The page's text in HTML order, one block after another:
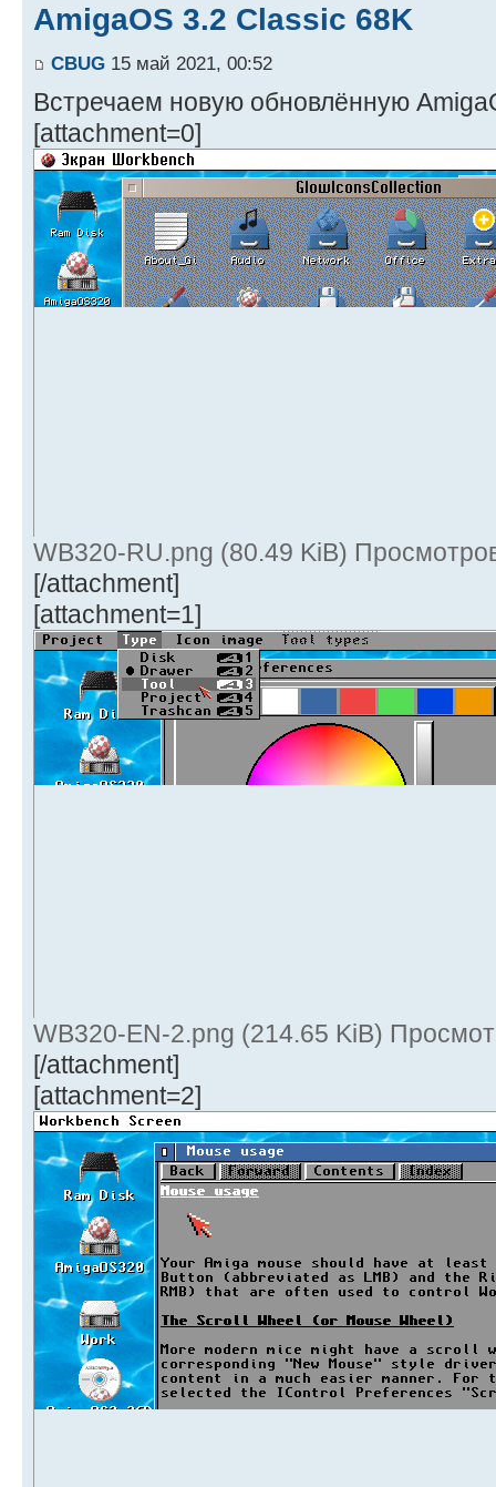
AmigaOS 3.2 Classic 68K
CBUG 15 май 2021, 00:52
Встречаем новую обновлённую
[attachment=0]
WB320-RU.png (80.49 KiB)
[/attachment]
[attachment=1]
WB320-EN-2.png (214.65 KiB)
[/attachment]
[attachment=2]